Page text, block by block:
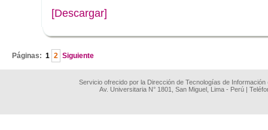
[Descargar]
Páginas: 1 2 Siguiente
Servicio ofrecido por la Dirección de Tecnologías de
Av. Universitaria N° 1801, San Miguel, Lima - Perú |